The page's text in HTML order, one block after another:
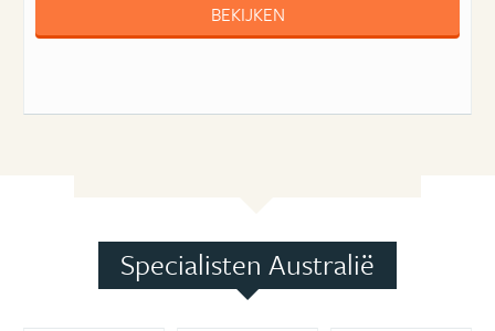
BEKIJKEN
Specialisten Australië